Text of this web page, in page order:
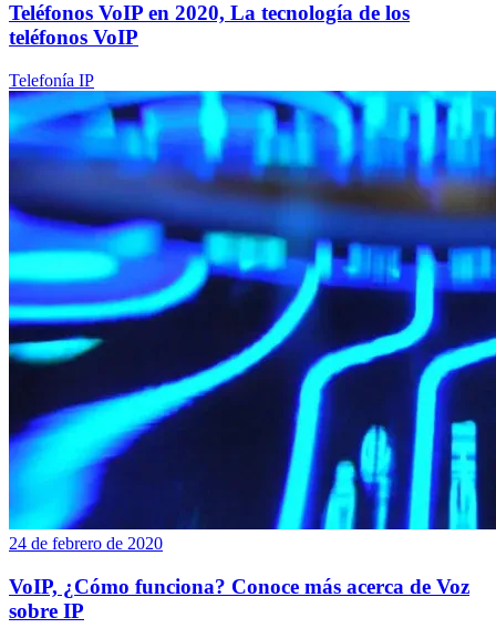
Teléfonos VoIP en 2020, La tecnología de los
teléfonos VoIP
Telefonía IP
24 de febrero de 2020
VoIP, ¿Cómo funciona? Conoce más acerca de Voz
sobre IP